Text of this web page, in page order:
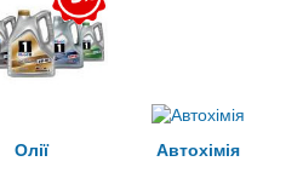
Олії Автохімія